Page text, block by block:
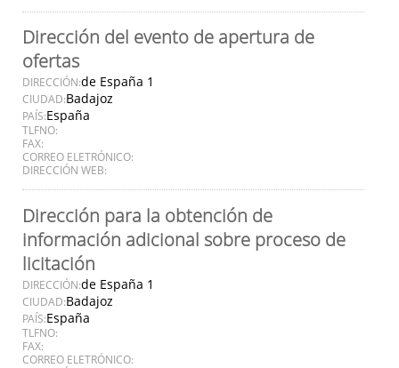
Dirección del evento de apertura de
ofertas
DIRECCIÓN:de España 1
CIUDAD:Badajoz
PAÍS:España
TLFNO:
FAX:
CORREO ELETRÓNICO:
DIRECCIÓN WEB:
Dirección para la obtención de
información adicional sobre proceso de
licitación
DIRECCIÓN:de España 1
CIUDAD:Badajoz
PAÍS:España
TLFNO:
FAX:
CORREO ELETRÓNICO: